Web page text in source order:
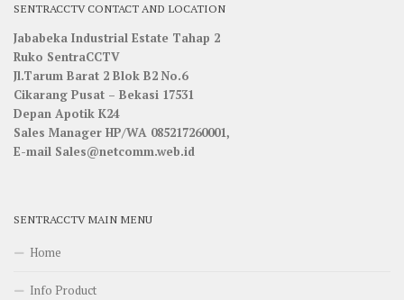
SENTRACCTV CONTACT AND LOCATION
Jababeka Industrial Estate Tahap 2
Ruko SentraCCTV
Jl.Tarum Barat 2 Blok B2 No.6
Cikarang Pusat – Bekasi 17531
Depan Apotik K24
Sales Manager HP/WA 085217260001,
E-mail Sales@netcomm.web.id
SENTRACCTV MAIN MENU
Home
Info Product